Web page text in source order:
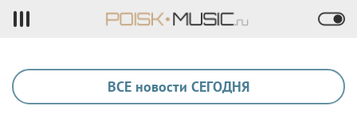
ВСЕ новости СЕГОДНЯ